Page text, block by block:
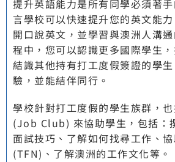
提升英語能力是所有同學必須著
言學校可以快速提升您的英文能
開口說英文，並學習與澳洲人溝
程中，您可以認識更多國際學生
結識其他持有打工度假簽證的學
驗，並能結伴同行。
學校針對打工度假的學生族群，
(Job Club) 來協助學生，包括：
面試技巧、了解如何找尋工作、
(TFN)、了解澳洲的工作文化等。